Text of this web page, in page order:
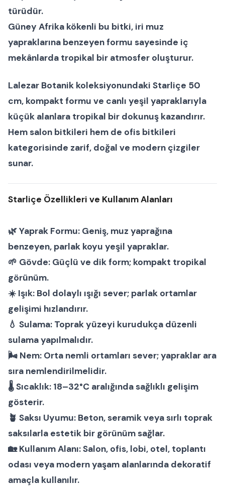
türüdür.
Güney Afrika kökenli bu bitki, iri muz
yapraklarına benzeyen formu sayesinde iç
mekânlarda tropikal bir atmosfer oluşturur.
Lalezar Botanik koleksiyonundaki Starliçe 50
cm, kompakt formu ve canlı yeşil yapraklarıyla
küçük alanlara tropikal bir dokunuş kazandırır.
Hemsalon bitkileri hem de ofis bitkileri
kategorisinde zarif, doğal ve modern çizgiler
sunar.
Starliçe Özellikleri ve Kullanım Alanları
🌿Yaprak Formu: Geniş, muz yaprağına
benzeyen, parlak koyu yeşil yapraklar.
🌱 Gövde: Güçlü ve dik form; kompakt tropikal
görünüm.
☀️ Işık: Bol dolaylı ışığı sever; parlak ortamlar
gelişimi hızlandırır.
💧 Sulama: Toprak yüzeyi kurudukça düzenli
sulama yapılmalıdır.
🌬 Nem: Orta nemli ortamları sever; yapraklar ara
sıra nemlendirilmelidir.
🌡Sıcaklık: 18–32°C aralığında sağlıklı gelişim
gösterir.
🪴 Saksı Uyumu: Beton, seramik veya sırlı toprak
saksılarla estetik bir görünüm sağlar.
🏡Kullanım Alanı:Salon, ofis, lobi, otel, toplantı
odası veya modern yaşam alanlarında dekoratif
amaçla kullanılır.